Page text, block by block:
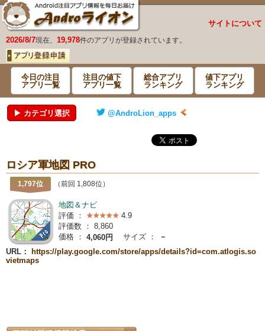
サイトについて
2026/8/7現在、 19,978件のアプリが登録されています。
今日の注目
アプリ一覧
注目の値下
アプリ一覧
総合アプリ
ランキング
値下アプリ
ランキング
▶ カテゴリ選択 @AndroLion_apps
ロシア軍地図 PRO
1,797位 （前回 1,808位）
地図＆ナビ
評価 ：
4.9
評価数 ： 8,860
価格 ： 4,060円 サイズ ：
－
URL：
https://play.google.com/store/apps/details?id=com.atlogis.so
vietmaps